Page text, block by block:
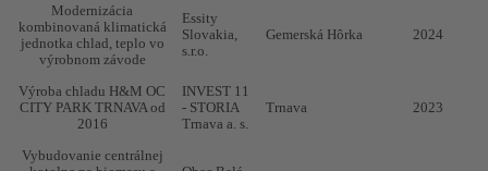
Modernizácia
kombinovaná klimatická
jednotka chlad, teplo vo
výrobnom závode
Essity
Slovakia,
s.r.o.
Gemerská Hôrka 2024
Výroba chladu H&M OC
CITY PARK TRNAVA od
2016
INVEST 11
- STORIA
Trnava a. s.
Trnava 2023
Vybudovanie centrálnej